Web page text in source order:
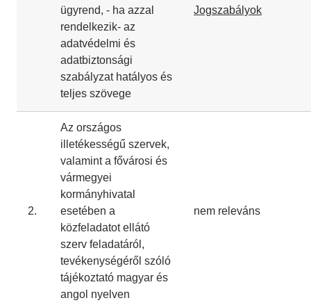
ügyrend, - ha azzal
rendelkezik- az
adatvédelmi és
adatbiztonsági
szabályzat hatályos és
teljes szövege
Jogszabályok
2.
Az országos
illetékességű szervek,
valamint a fővárosi és
vármegyei
kormányhivatal
esetében a
közfeladatot ellátó
szerv feladatáról,
tevékenységéről szóló
tájékoztató magyar és
angol nyelven
nem releváns